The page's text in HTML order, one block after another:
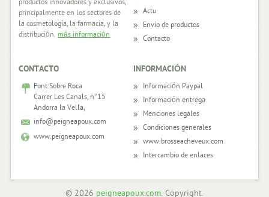
productos innovadores y exclusivos,
principalmente en los sectores de
la cosmetología, la farmacia, y la
distribución. más información
Actu
Envio de productos
Contacto
CONTACTO
Font Sobre Roca
Carrer Les Canals, n°15
Andorra la Vella,
info@peigneapoux.com
www.peigneapoux.com
INFORMACIÓN
Información Paypal
Información entrega
Menciones legales
Condiciones generales
www.brosseacheveux.com
Intercambio de enlaces
© 2026 peigneapoux.com. Copyright.